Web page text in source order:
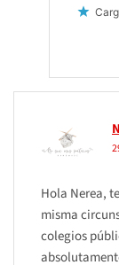
Hola Nerea,
misma
colegios